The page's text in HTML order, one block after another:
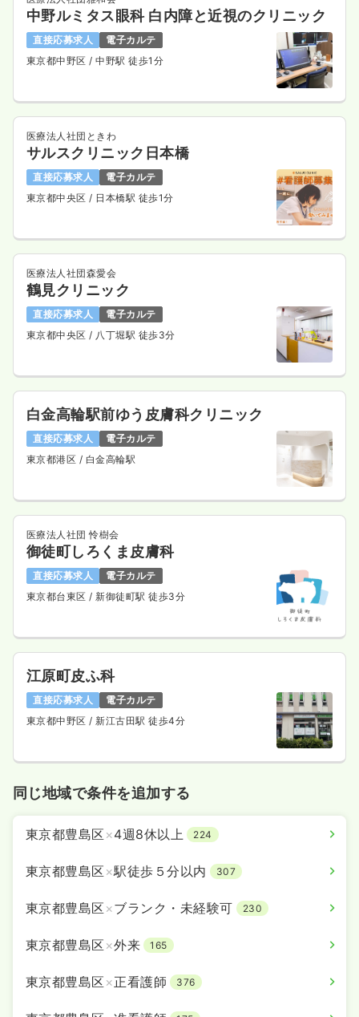
中野ルミタス眼科 白内障と近視のクリニック
直接応募求人
電子カルテ
東京都中野区/ 中野駅 徒歩1分
医療法人社団ときわ
サルスクリニック日本橋
直接応募求人
電子カルテ
東京都中央区/ 日本橋駅 徒歩1分
医療法人社団森愛会
鶴見クリニック
直接応募求人
電子カルテ
東京都中央区/ 八丁堀駅 徒歩3分
白金高輪駅前ゆう皮膚科クリニック
直接応募求人
電子カルテ
東京都港区 / 白金高輪駅
医療法人社団 怜樹会
御徒町しろくま皮膚科
直接応募求人
電子カルテ
東京都台東区/ 新御徒町駅 徒歩3分
江原町皮ふ科
直接応募求人
電子カルテ
東京都中野区/ 新江古田駅 徒歩4分
同じ地域で条件を追加する
東京都豊島区 ×4週8休以上 224
東京都豊島区 ×駅徒歩５分以内 307
東京都豊島区 ×ブランク・未経験可 230
東京都豊島区 ×外来 165
東京都豊島区 ×正看護師 376